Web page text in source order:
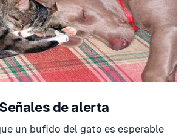
Señales de alerta
un bufido del gato es esperable